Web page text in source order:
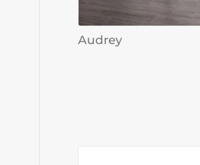
Audrey